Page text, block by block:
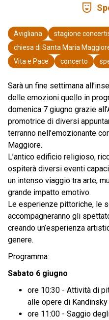
comedy_mask
Avigliana
stagione
chiesa di Santa Maria
Vita e Pace
concerto
Sarà un fine settimana
delle emozioni quello in
domenica 7 giugno grazie
promotrice di diversi
terranno nell’emozionante
Maggiore.
L’antico edificio religioso,
ospiterà diversi eventi
un intenso viaggio tra arte,
grande impatto emotivo.
Le esperienze pittoriche, le
accompagneranno gli
creando un’esperienza
genere.
Programma:
Sabato 6 giugno
ore 10:30 - Attività di
alle opere di
ore 11:00 - Saggio